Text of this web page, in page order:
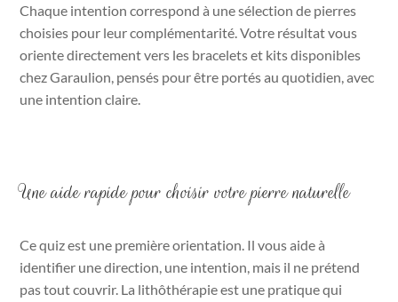
Chaque intention correspond à une sélection de pierres
choisies pour leur complémentarité. Votre résultat vous
oriente directement vers les bracelets et kits disponibles
chez Garaulion, pensés pour être portés au quotidien, avec
une intention claire.
Une aide rapide pour choisir votre pierre naturelle
Ce quiz est une première orientation. Il vous aide à
identifier une direction, une intention, mais il ne prétend
pas tout couvrir. La lithôthérapie est une pratique qui